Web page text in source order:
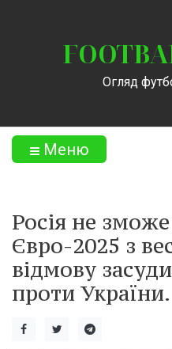
Огляд
Меню
Росія не
Євро-2025 з
відмову
проти України.